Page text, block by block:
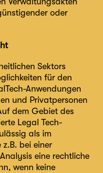
oder
Sektors
für den
Anwendungen
und Privatpersonen
dem Gebiet des
Legal Tech-
als im
z.B. bei einer
eine rechtliche
wenn keine